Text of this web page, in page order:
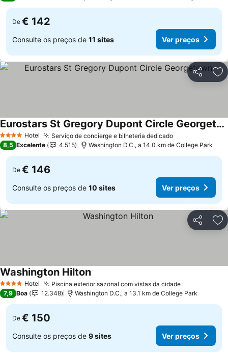
De € 142
Consulte os preços de 11 sites Ver preços
Partilhar
4 EstrelasHotel Serviço de concierge e bilheteria dedicadoVer preços
Eurostars St Gregory Dupont Circle Georgetown
Ver preços
8,5 Excelente 4.515 Washington D.C., a 14.0 km de College Park
De € 146
Consulte os preços de 10 sites Ver preços
Partilhar
4 EstrelasHotel Piscina exterior sazonal com vistas da cidadeVer preços
Washington HiltonVer preços
7,9 Boa 12.348 Washington D.C., a 13.1 km de College Park
De € 150
Consulte os preços de 9 sites Ver preços